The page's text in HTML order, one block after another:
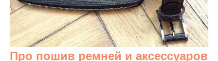
Про пошив ремней и аксессуаров